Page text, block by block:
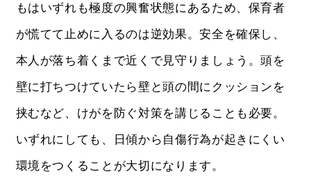
もはいずれも極度の興奮状態にあるため、保育者
が慌てて止めに入るのは逆効果。安全を確保し、
本人が落ち着くまで近くで見守りましょう。頭を
壁に打ちつけていたら壁と頭の間にクッションを
挟むなど、けがを防ぐ対策を講じることも必要。
いずれにしても、日傾から自傷行為が起きにくい
環境をつくることが大切になります。